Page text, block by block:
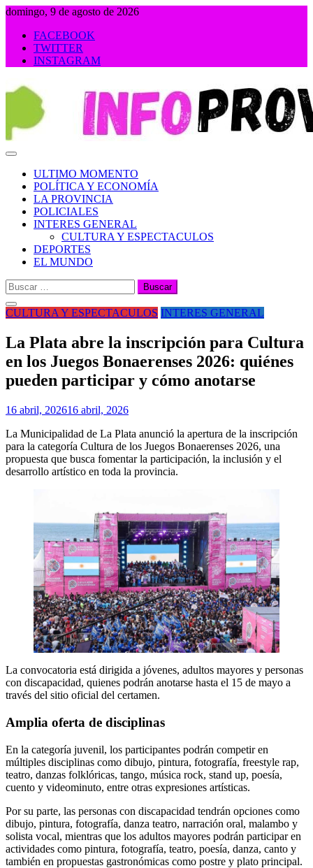
Saltar
contenido
domingo, 9 de agosto de 2026
FACEBOOK
TWITTER
INSTAGRAM
ULTIMO MOMENTO
POLÍTICA Y ECONOMÍA
LA PROVINCIA
POLICIALES
INTERES GENERAL
CULTURA Y ESPECTACULOS
DEPORTES
EL MUNDO
Buscar:
CULTURA Y ESPECTACULOS INTERES GENERAL
La Plata abre la inscripción para Cultura
en los Juegos Bonaerenses 2026: quiénes
pueden participar y cómo anotarse
16 abril, 202616 abril, 2026
La Municipalidad de La Plata anunció la apertura de la inscripción
para la categoría Cultura de los Juegos Bonaerenses 2026, una
propuesta que busca fomentar la participación, la inclusión y el
desarrollo artístico en toda la provincia.
La convocatoria está dirigida a jóvenes, adultos mayores y personas
con discapacidad, quienes podrán anotarse hasta el 15 de mayo a
través del sitio oficial del certamen.
Amplia oferta de disciplinas
En la categoría juvenil, los participantes podrán competir en
múltiples disciplinas como dibujo, pintura, fotografía, freestyle rap,
teatro, danzas folklóricas, tango, música rock, stand up, poesía,
cuento y videominuto, entre otras expresiones artísticas.
Por su parte, las personas con discapacidad tendrán opciones como
dibujo, pintura, fotografía, danza teatro, narración oral, malambo y
solista vocal, mientras que los adultos mayores podrán participar en
actividades como pintura, fotografía, teatro, poesía, danza, canto y
también en propuestas gastronómicas como postre y plato principal.